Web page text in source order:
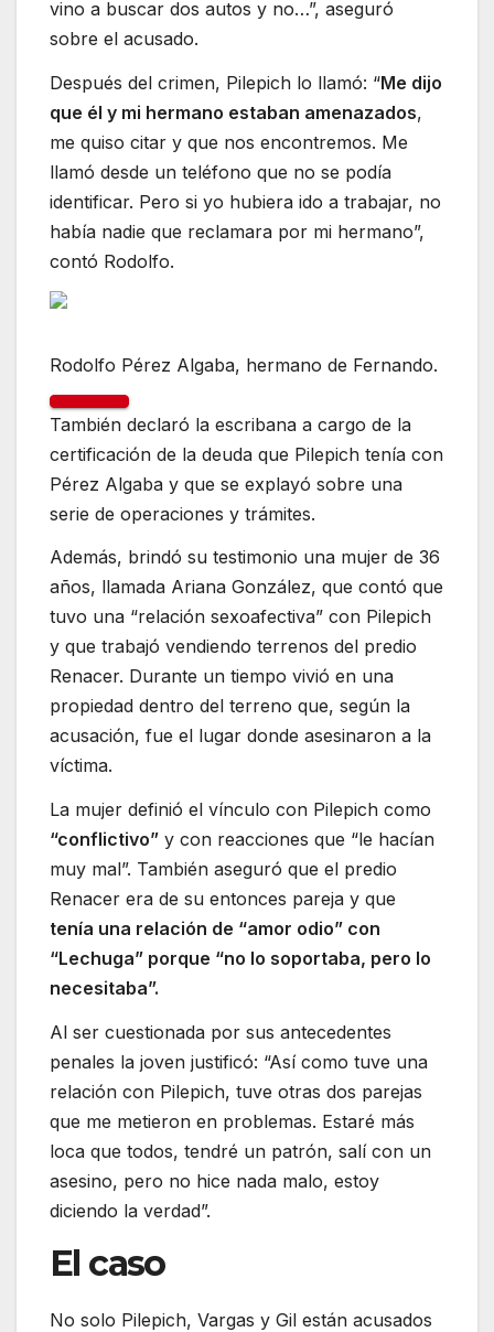
vino a buscar dos autos y no…”, aseguró
sobre el acusado.
Después del crimen, Pilepich lo llamó: “Me dijo
que él y mi hermano estaban amenazados,
me quiso citar y que nos encontremos. Me
llamó desde un teléfono que no se podía
identificar. Pero si yo hubiera ido a trabajar, no
había nadie que reclamara por mi hermano”,
contó Rodolfo.
Rodolfo Pérez Algaba, hermano de Fernando.
También declaró la escribana a cargo de la
certificación de la deuda que Pilepich tenía con
Pérez Algaba y que se explayó sobre una
serie de operaciones y trámites.
Además, brindó su testimonio una mujer de 36
años, llamada Ariana González, que contó que
tuvo una “relación sexoafectiva” con Pilepich
y que trabajó vendiendo terrenos del predio
Renacer. Durante un tiempo vivió en una
propiedad dentro del terreno que, según la
acusación, fue el lugar donde asesinaron a la
víctima.
La mujer definió el vínculo con Pilepich como
“conflictivo” y con reacciones que “le hacían
muy mal”. También aseguró que el predio
Renacer era de su entonces pareja y que
tenía una relación de “amor odio” con
“Lechuga” porque “no lo soportaba, pero lo
necesitaba”.
Al ser cuestionada por sus antecedentes
penales la joven justificó: “Así como tuve una
relación con Pilepich, tuve otras dos parejas
que me metieron en problemas. Estaré más
loca que todos, tendré un patrón, salí con un
asesino, pero no hice nada malo, estoy
diciendo la verdad”.
El caso
No solo Pilepich, Vargas y Gil están acusados